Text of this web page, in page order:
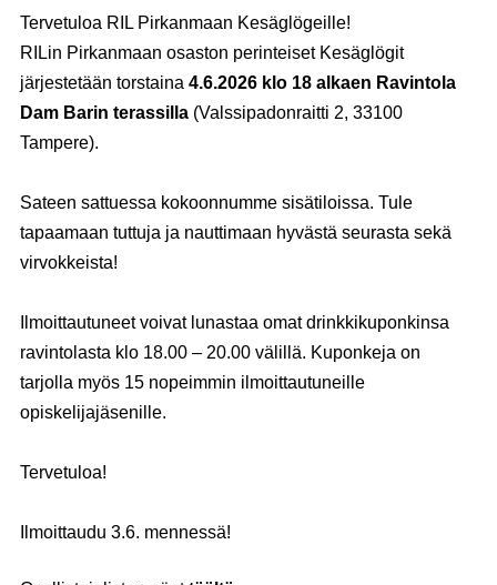
Tervetuloa RIL Pirkanmaan Kesäglögeille!
RILin Pirkanmaan osaston perinteiset Kesäglögit
järjestetään torstaina 4.6.2026 klo 18 alkaen Ravintola
Dam Barin terassilla (Valssipadonraitti 2, 33100
Tampere).
Sateen sattuessa kokoonnumme sisätiloissa. Tule
tapaamaan tuttuja ja nauttimaan hyvästä seurasta sekä
virvokkeista!
Ilmoittautuneet voivat lunastaa omat drinkkikuponkinsa
ravintolasta klo 18.00 – 20.00 välillä. Kuponkeja on
tarjolla myös 15 nopeimmin ilmoittautuneille
opiskelijajäsenille.
Tervetuloa!
Ilmoittaudu 3.6. mennessä!